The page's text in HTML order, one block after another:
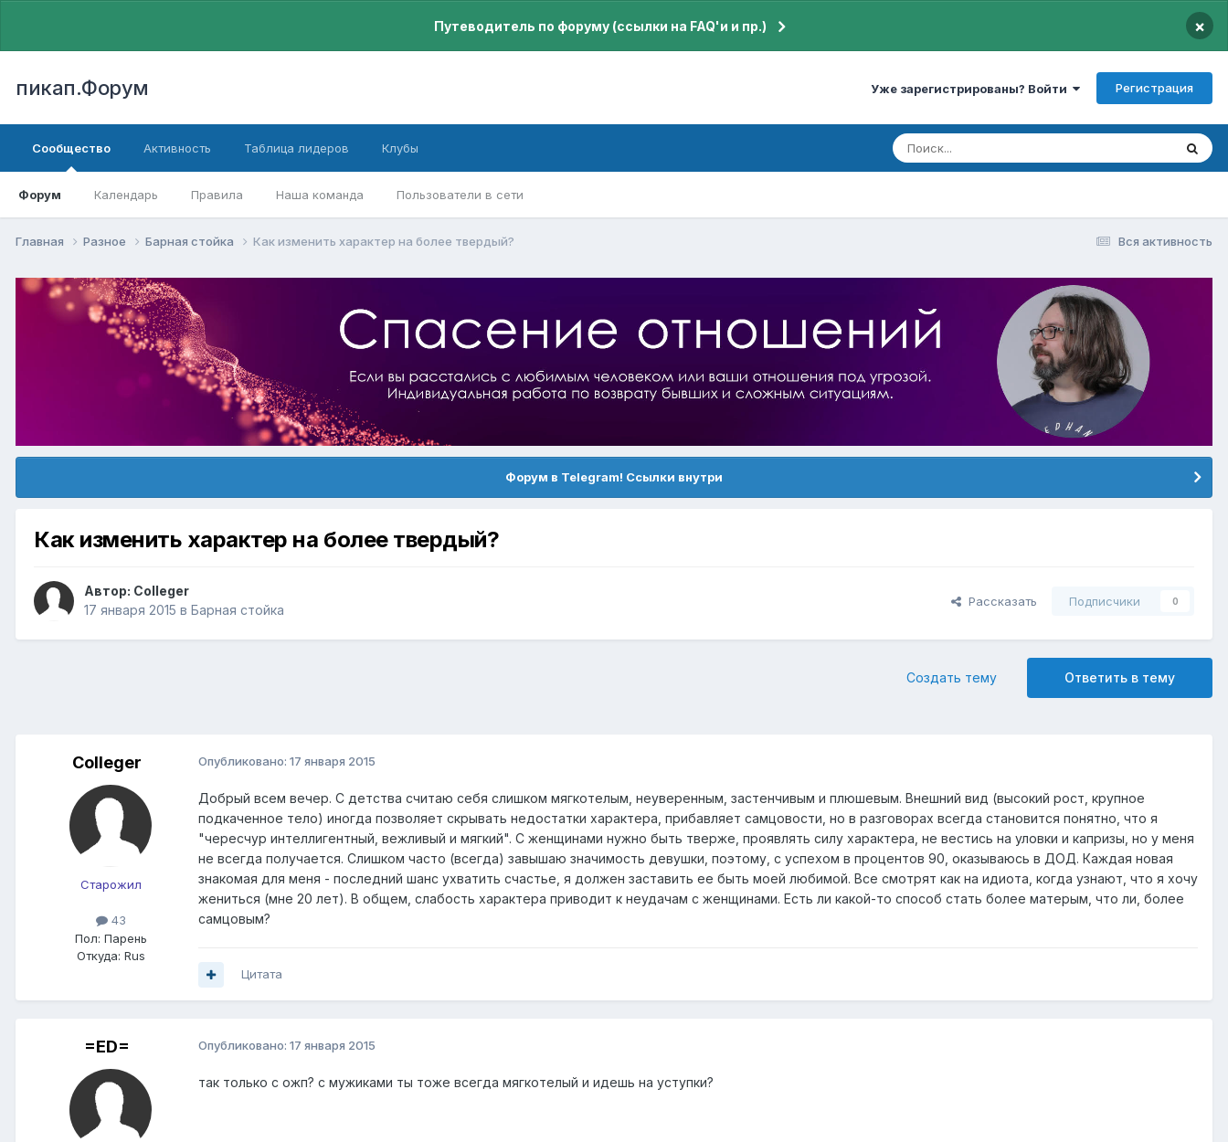
Путеводитель по форуму (ссылки на FAQ'и и пр.) ×
пикап.Форум Уже зарегистрированы? Войти Регистрация
Сообщество
Форум Календарь Правила Наша команда Пользователи в сети
Активность Таблица лидеров Клубы
Вся активность
Главная Разное Барная стойка Как изменить характер на более твердый?
Форум в Telegram! Ссылки внутри
Как изменить характер на более твердый?
Автор: Colleger
17 января 2015 в Барная стойка
Рассказать Подписчики 0
Ответить в тему
Создать тему
Colleger
Старожил
43
Пол: Парень
Откуда: Rus
Опубликовано: 17 января 2015
Добрый всем вечер. С детства считаю себя слишком мягкотелым, неуверенным, застенчивым и плюшевым. Внешний вид (высокий рост, крупное
подкаченное тело) иногда позволяет скрывать недостатки характера, прибавляет самцовости, но в разговорах всегда становится понятно, что я
"чересчур интеллигентный, вежливый и мягкий". С женщинами нужно быть тверже, проявлять силу характера, не вестись на уловки и капризы, но у меня
не всегда получается. Слишком часто (всегда) завышаю значимость девушки, поэтому, с успехом в процентов 90, оказываюсь в ДОД. Каждая новая
знакомая для меня - последний шанс ухватить счастье, я должен заставить ее быть моей любимой. Все смотрят как на идиота, когда узнают, что я хочу
жениться (мне 20 лет). В общем, слабость характера приводит к неудачам с женщинами. Есть ли какой-то способ стать более матерым, что ли, более
самцовым?
Цитата
=ED= Опубликовано: 17 января 2015
так только с ожп? с мужиками ты тоже всегда мягкотелый и идешь на уступки?